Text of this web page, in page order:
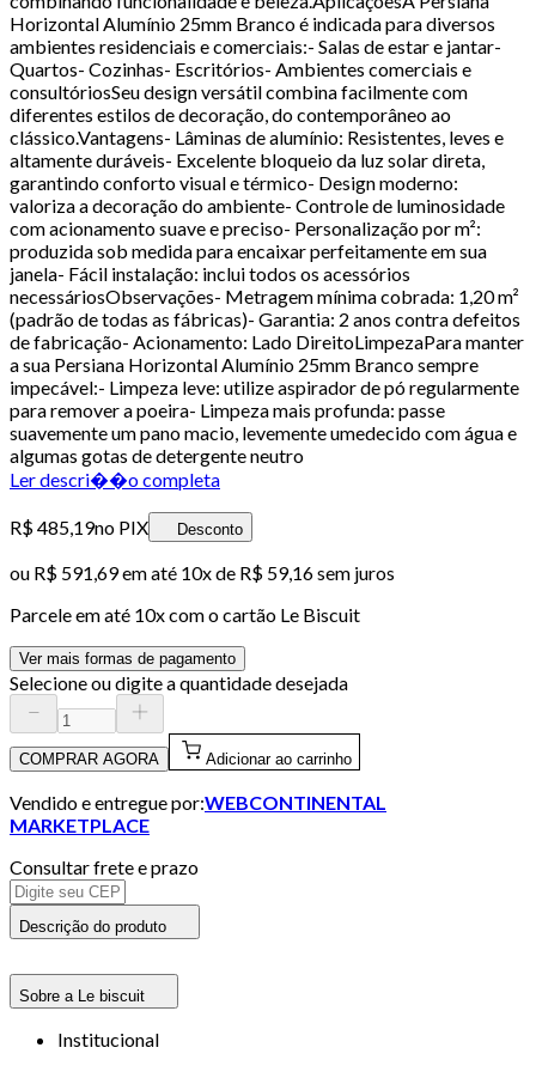
Horizontal Alumínio 25mm Branco é indicada para diversos
ambientes residenciais e comerciais:- Salas de estar e jantar-
Quartos- Cozinhas- Escritórios- Ambientes comerciais e
consultóriosSeu design versátil combina facilmente com
diferentes estilos de decoração, do contemporâneo ao
clássico.Vantagens- Lâminas de alumínio: Resistentes, leves e
altamente duráveis- Excelente bloqueio da luz solar direta,
garantindo conforto visual e térmico- Design moderno:
valoriza a decoração do ambiente- Controle de luminosidade
com acionamento suave e preciso- Personalização por m²:
produzida sob medida para encaixar perfeitamente em sua
janela- Fácil instalação: inclui todos os acessórios
necessáriosObservações- Metragem mínima cobrada: 1,20 m²
(padrão de todas as fábricas)- Garantia: 2 anos contra defeitos
de fabricação- Acionamento: Lado DireitoLimpezaPara manter
a sua Persiana Horizontal Alumínio 25mm Branco sempre
impecável:- Limpeza leve: utilize aspirador de pó regularmente
para remover a poeira- Limpeza mais profunda: passe
suavemente um pano macio, levemente umedecido com água e
algumas gotas de detergente neutro
Ler descri��o completa
R$ 485,19no PIX Desconto
ou R$ 591,69em até 10x de R$ 59,16 sem juros
Parcele em até 10x com o cartão Le Biscuit
Ver mais formas de pagamento
Selecione ou digite a quantidade desejada
COMPRAR AGORA Adicionar ao carrinho
Vendido e entregue por:WEBCONTINENTAL
MARKETPLACE
Consultar frete e prazo
Descrição do produto
Sobre a Le biscuit
Institucional